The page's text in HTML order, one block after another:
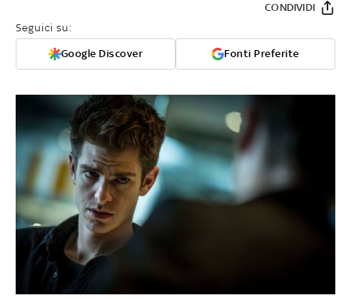
Seguici su:
Google Discover Fonti Preferite
CONDIVIDI